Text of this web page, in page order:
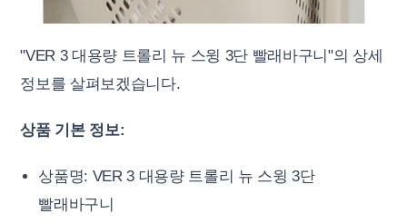
"VER 3 대용량 트롤리 뉴 스윙 3단 빨래바구니"의 상세
정보를 살펴보겠습니다.
상품 기본 정보:
상품명: VER 3 대용량 트롤리 뉴 스윙 3단
빨래바구니